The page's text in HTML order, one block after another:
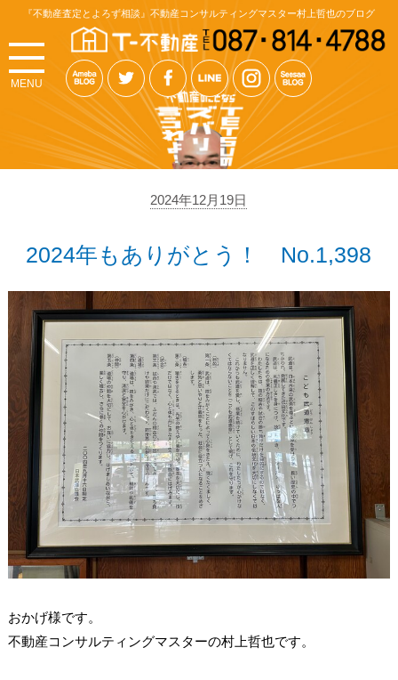
『不動産査定とよろず相談』不動産コンサルティングマスター村上哲也のブログ
MENU
2024年12月19日
2024年もありがとう！ No.1,398
おかげ様です。
不動産コンサルティングマスターの村上哲也です。